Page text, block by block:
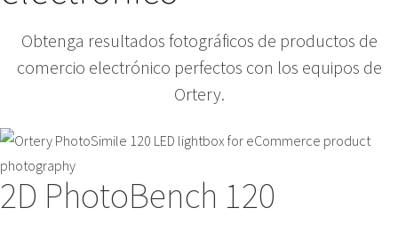
Obtenga resultados fotográficos de productos de
comercio electrónico perfectos con los equipos de
Ortery.
2D PhotoBench 120